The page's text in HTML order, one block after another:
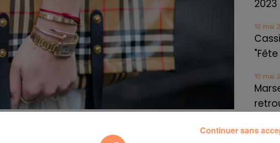
Burberry a brûlé, pour la seule année 2017, près
2023
10 mai
10 mai
8 mai
Le
Continuer sans